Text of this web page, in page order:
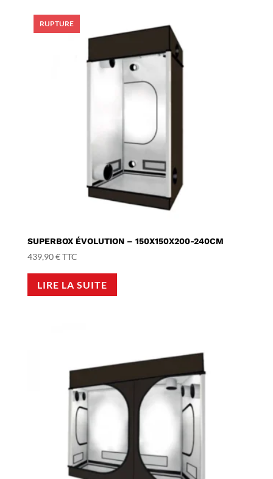
SUPERBOX ÉVOLUTION – 150X150X200-240CM
439,90€TTC
LIRE LA SUITE